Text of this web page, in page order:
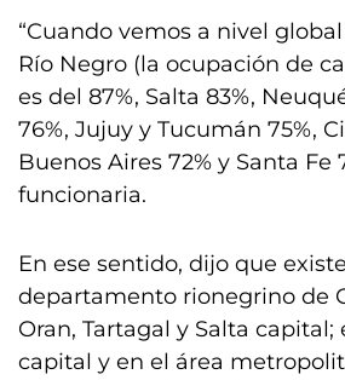
“Cuando vemos a nivel
Río Negro (la ocupación de
es del 87%, Salta 83%,
76%, Jujuy y Tucumán 75%,
Buenos Aires 72% y Santa Fe
funcionaria.
En ese sentido, dijo que
departamento rionegrino de
Oran, Tartagal y Salta
capital y en el área